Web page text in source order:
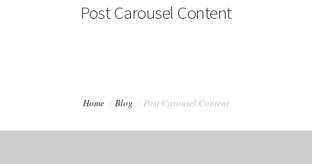
ΠΕΛΑΤΟΛΌΓΙΟPost Carousel Content
Home Blog Post Carousel Content